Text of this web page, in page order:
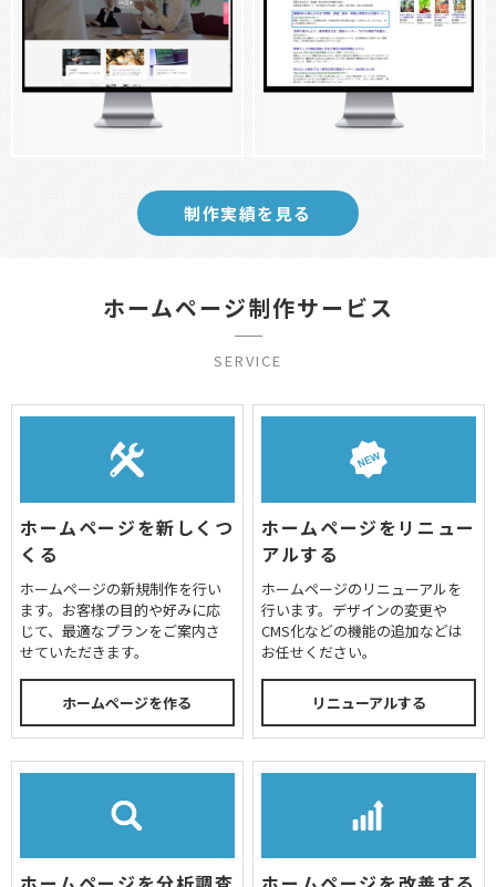
ウェブサイトリニューアル 株式
会社ルーク様
コーポレートサイト
特定のキーワードのSEO対策 株
式会社太陽様
SEO
制作実績を見る
ホームページ制作サービス
SERVICE
ホームページを新しくつ
くる
ホームページの新規制作を行い
ます。お客様の目的や好みに応
じて、最適なプランをご案内さ
せていただきます。
ホームページを作る
ホームページをリニュー
アルする
ホームページのリニューアルを
行います。デザインの変更や
CMS化などの機能の追加などは
お任せください。
リニューアルする